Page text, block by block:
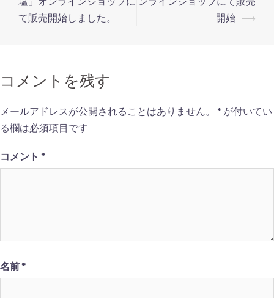
ナ
ー
ョ
ン
て販売開始しました。
開始
⟶
コメントを残す
メールアドレスが公開されることはありません。 * が付いてい
る欄は必須項目です
コメント *
名前*